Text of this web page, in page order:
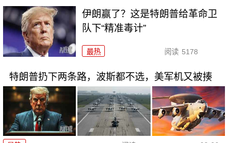
伊朗赢了？这是特朗普给革命卫
队下“精准毒计”
最热 阅读 5178
特朗普扔下两条路，波斯都不选，美军机又被揍